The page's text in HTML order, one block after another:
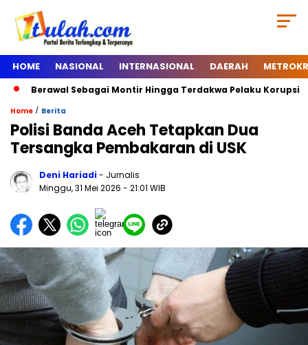
HOME NASIONAL INTERNASIONAL DAERAH
Berawal Sebagai Montir Hingga Terdakwa Pelaku Korupsi
Home / Berita
Polisi Banda Aceh Tetapkan Dua
Tersangka Pembakaran di USK
Deni Hariadi- Jurnalis
Minggu, 31 Mei 2026 - 21:01 WIB